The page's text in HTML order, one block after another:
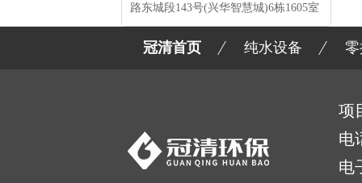
路东城段143号(兴华智慧城)6栋1605室
冠清首页 纯水设备
项
电
电